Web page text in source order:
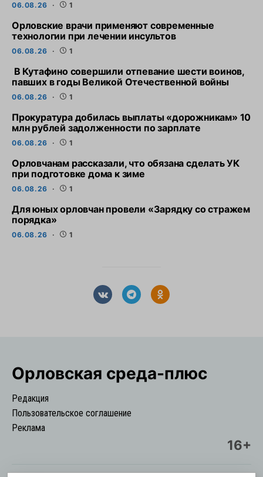
06.08.26 1
Орловские врачи применяют современные
технологии при лечении инсультов
06.08.26 1
В Кутафино совершили отпевание шести воинов,
павших в годы Великой Отечественной войны
06.08.26 1
Прокуратура добилась выплаты «дорожникам» 10
млн рублей задолженности по зарплате
06.08.26 1
Орловчанам рассказали, что обязана сделать УК
при подготовке дома к зиме
06.08.26 1
Для юных орловчан провели «Зарядку со стражем
порядка»
06.08.26 1
Орловская cреда-плюс
Редакция
Пользовательское соглашение
Реклама
16+